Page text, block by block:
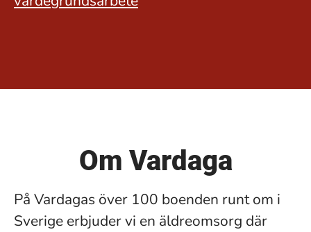
Om Vardaga
På Vardagas över 100 boenden runt om i
Sverige erbjuder vi en äldreomsorg där